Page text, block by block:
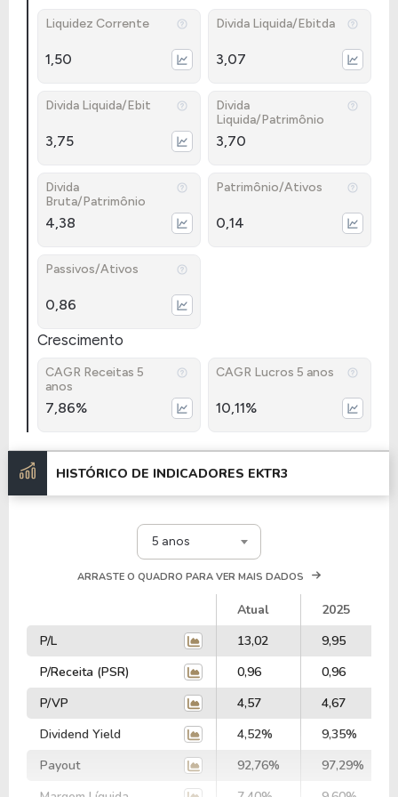
Liquidez Corrente
1,50
Divida Liquida/Ebitda
3,07
Divida Liquida/Ebit
3,75
Divida
Liquida/Patrimônio
3,70
Divida
Bruta/Patrimônio
4,38
Patrimônio/Ativos
0,14
Passivos/Ativos
0,86
Crescimento
CAGR Receitas 5
anos
7,86%
CAGR Lucros 5 anos
10,11%
HISTÓRICO DE INDICADORES EKTR3
5 anos
ARRASTE O QUADRO PARA VER MAIS DADOS
Atual
2025
P/L
13,02
9,95
P/Receita (PSR)
0,96
0,96
P/VP
4,57
4,67
Dividend Yield
4,52%
9,35%
Payout
92,76%
97,29%